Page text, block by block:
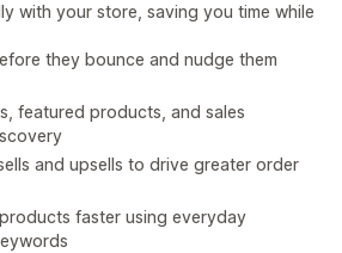
with your store, saving you time while
they bounce and nudge them
featured products, and sales
and upsells to drive greater order
faster using everyday